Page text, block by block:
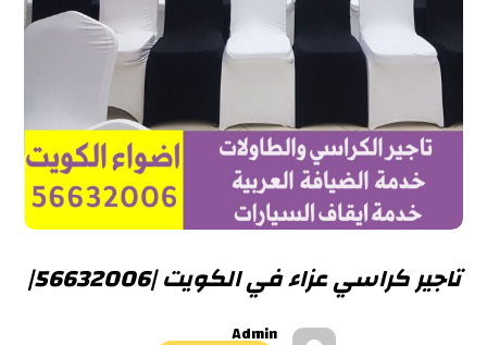
تاجير كراسي عزاء في الكويت |56632006|
Admin